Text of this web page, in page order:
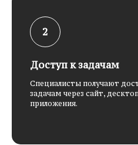
Доступ к задачам
Специалисты получают
задачам через сайт,
приложения.